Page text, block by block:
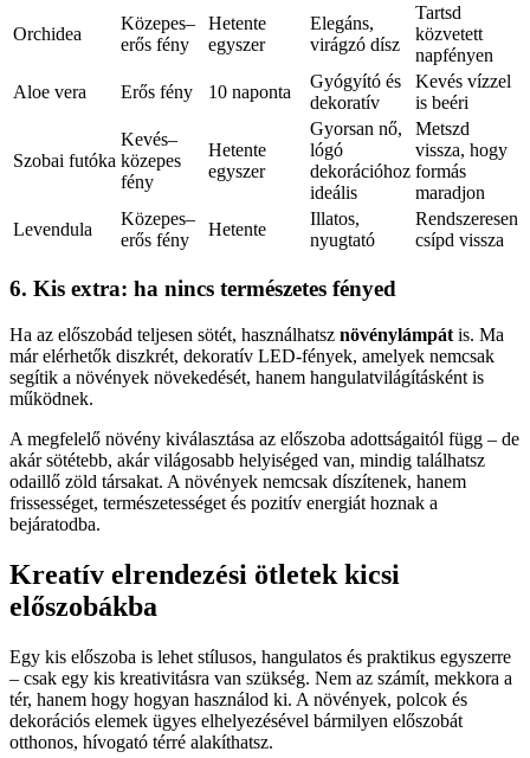
Orchidea
Közepes–
erős fény
Hetente
egyszer
Elegáns,
virágzó dísz
Tartsd
közvetett
napfényen
Aloe vera
Erős fény 10 naponta
Gyógyító és
dekoratív
Kevés vízzel
is beéri
Szobai futóka
Kevés–
közepes
fény
Hetente
egyszer
Gyorsan nő,
lógó
dekorációhoz
ideális
Metszd
vissza, hogy
formás
maradjon
Levendula
Közepes–
erős fény
Hetente
Illatos,
nyugtató
Rendszeresen
csípd vissza
6. Kis extra: ha nincs természetes fényed
Ha az előszobád teljesen sötét, használhatsz növénylámpát is. Ma
már elérhetők diszkrét, dekoratív LED-fények, amelyek nemcsak
segítik a növények növekedését, hanem hangulatvilágításként is
működnek.
A megfelelő növény kiválasztása az előszoba adottságaitól függ – de
akár sötétebb, akár világosabb helyiséged van, mindig találhatsz
odaillő zöld társakat. A növények nemcsak díszítenek, hanem
frissességet, természetességet és pozitív energiát hoznak a
bejáratodba.
Kreatív elrendezési ötletek kicsi
előszobákba
Egy kis előszoba is lehet stílusos, hangulatos és praktikus egyszerre
– csak egy kis kreativitásra van szükség. Nem az számít, mekkora a
tér, hanem hogy hogyan használod ki. A növények, polcok és
dekorációs elemek ügyes elhelyezésével bármilyen előszobát
otthonos, hívogató térré alakíthatsz.